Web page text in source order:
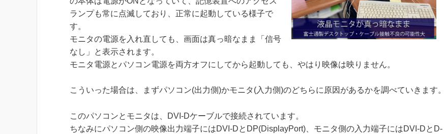
ランプも常に点滅しており、正常に起動している様子で
す。
モニタの電源を入れ直しても、画面は真っ暗なまま「信号
なし」と表示されます。
モニタ電源とパソコン電源を両方オフにしてから起動しても、やはり映像は映りません。
こういった場合は、まずパソコン(出力側)かモニタ(入力側)のどちらに原因があるかを調べていきます。
このパソコンとモニタは、DVI-Dケーブルで接続されています。
ちなみにパソコン側の映像出力端子にはDVI-DとDP(DisplayPort)、モニタ側の入力端子にはDVI-DとD-